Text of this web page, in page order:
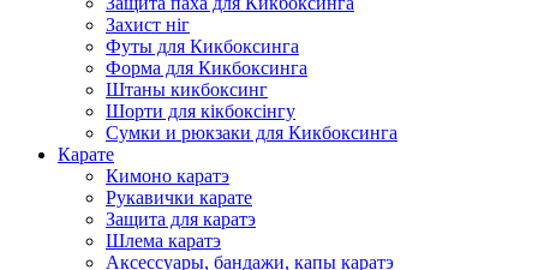
Захист ніг
Футы для Кикбоксинга
Форма для Кикбоксинга
Штаны кикбоксинг
Шорти для кікбоксінгу
Сумки и рюкзаки для Кикбоксинга
Карате
Кимоно каратэ
Рукавички карате
Защита для каратэ
Шлема каратэ
Аксессуары, бандажи, капы каратэ